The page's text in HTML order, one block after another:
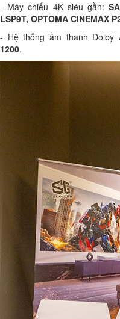
- Máy chiếu 4K siêu gần:
LSP9T, OPTOMA CINEMAX
- Hệ thống âm thanh Dolby
1200.